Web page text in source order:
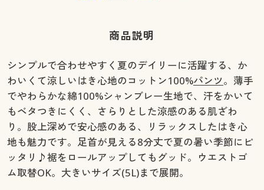
商品説明
シンプルで合わせやすく夏のデイリーに活躍する、か
わいくて涼しいはき心地のコットン100%パンツ。薄手
でやわらかな綿100%シャンブレー生地で、汗をかいて
もベタつきにくく、さらりとした涼感のある肌ざわ
り。股上深めで安心感のある、リラックスしたはき心
地も魅力です。足首が見える8分丈で夏の暑い季節にピ
ッタリ♪裾をロールアップしてもグッド。ウエストゴ
ム取替OK。大きいサイズ(5L)まで展開。